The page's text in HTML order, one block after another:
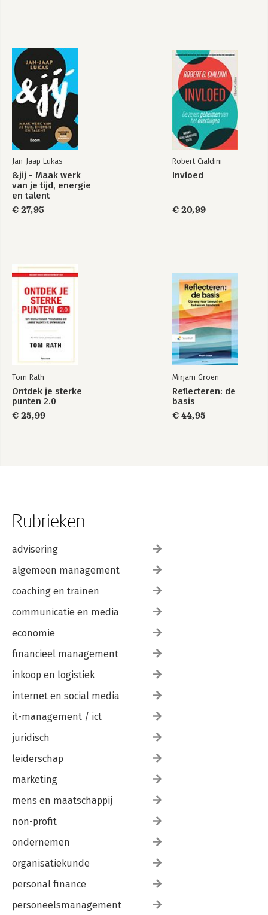
Jan-Jaap Lukas
&jij - Maak werk
van je tijd, energie
en talent
€ 27,95
Robert Cialdini
Invloed
€ 20,99
Tom Rath
Ontdek je sterke
punten 2.0
€ 25,99
Mirjam Groen
Reflecteren: de
basis
€ 44,95
Rubrieken
advisering
algemeen management
coaching en trainen
communicatie en media
economie
financieel management
inkoop en logistiek
internet en social media
it-management / ict
juridisch
leiderschap
marketing
mens en maatschappij
non-profit
ondernemen
organisatiekunde
personal finance
personeelsmanagement